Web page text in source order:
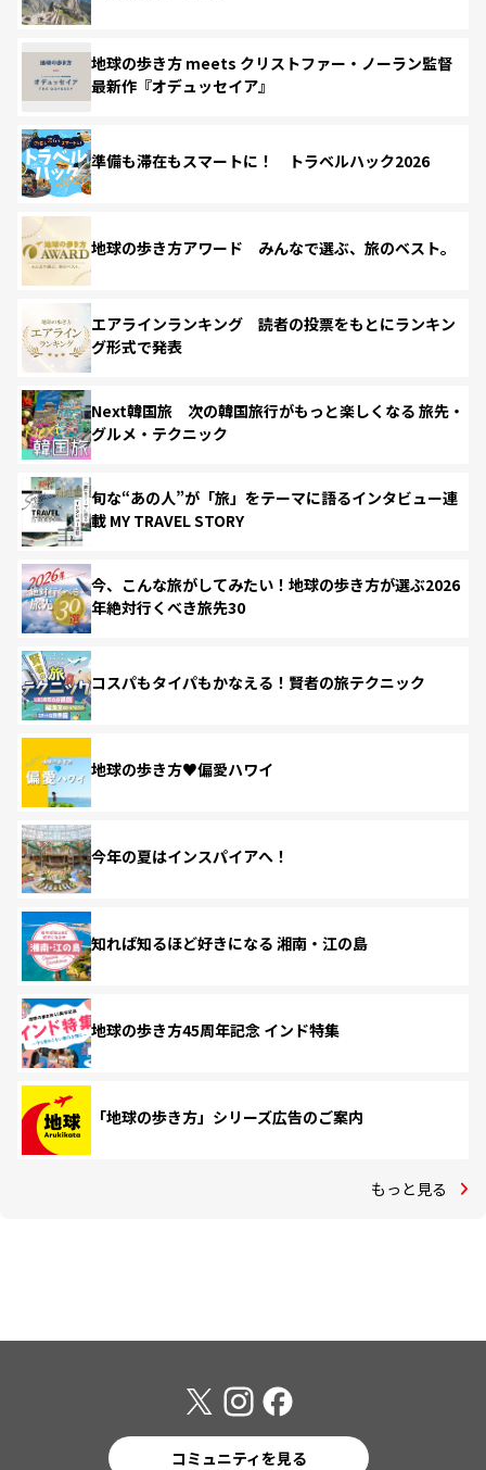
地球の歩き方 meets クリストファー・ノーラン監督
最新作『オデュッセイア』
準備も滞在もスマートに！ トラベルハック2026
地球の歩き方アワード みんなで選ぶ、旅のベスト。
エアラインランキング 読者の投票をもとにランキン
グ形式で発表
Next韓国旅 次の韓国旅行がもっと楽しくなる 旅先・
グルメ・テクニック
旬な“あの人”が「旅」をテーマに語るインタビュー連
載 MY TRAVEL STORY
今、こんな旅がしてみたい！地球の歩き方が選ぶ2026
年絶対行くべき旅先30
コスパもタイパもかなえる！賢者の旅テクニック
地球の歩き方♥偏愛ハワイ
今年の夏はインスパイアへ！
知れば知るほど好きになる 湘南・江の島
地球の歩き方45周年記念 インド特集
「地球の歩き方」シリーズ広告のご案内
もっと見る
コミュニティを見る